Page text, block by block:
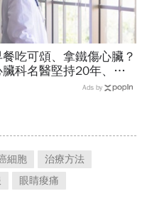
餐吃可頌、拿鐵傷心臟？
臟科名醫堅持20年、早
9點前不做「5件事」：
Ads by
細胞
治療方法
眼睛痠痛